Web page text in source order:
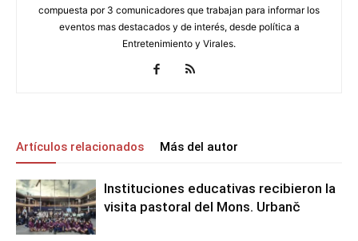
compuesta por 3 comunicadores que trabajan para informar los
eventos mas destacados y de interés, desde política a
Entretenimiento y Virales.
Artículos relacionados Más del autor
Instituciones educativas recibieron la
visita pastoral del Mons. Urbanč